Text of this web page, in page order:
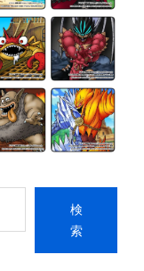
検
索